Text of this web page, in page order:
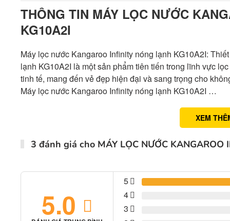
THÔNG TIN MÁY LỌC NƯỚC
KG10A2I
Máy lọc nước Kangaroo Infinity nóng lạnh KG10A2I:
lạnh KG10A2I là một sản phẩm tiên tiến trong lĩnh vực
tinh tế, mang đến vẻ đẹp hiện đại và sang trọng cho
Máy lọc nước Kangaroo Infinity nóng lạnh KG10A2I …
XEM
3 đánh giá cho MÁY LỌC NƯỚC KANGAROO
5.0
5
4
3